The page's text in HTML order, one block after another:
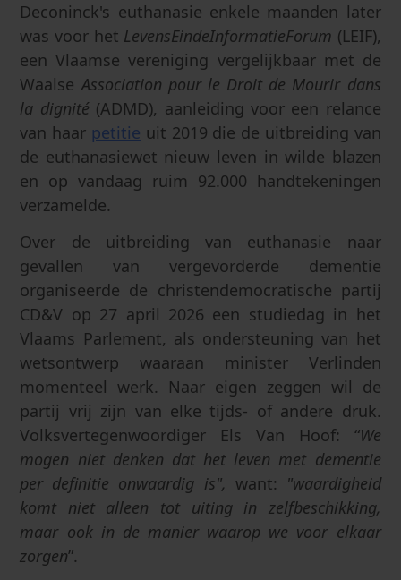
Deconinck's euthanasie enkele maanden later
was voor het LevensEindeInformatieForum (LEIF),
een Vlaamse vereniging vergelijkbaar met de
WaalseAssociation pour le Droit de Mourir dans
la dignité (ADMD), aanleiding voor een relance
van haar petitie uit 2019 die de uitbreiding van
de euthanasiewet nieuw leven in wilde blazen
en op vandaag ruim 92.000 handtekeningen
verzamelde.
Over de uitbreiding van euthanasie naar
gevallen van vergevorderde dementie
organiseerde de christendemocratische partij
CD&V op 27 april 2026 een studiedag in het
Vlaams Parlement, als ondersteuning van het
wetsontwerp waaraan minister Verlinden
momenteel werk. Naar eigen zeggen wil de
partij vrij zijn van elke tijds- of andere druk.
Volksvertegen­woordiger Els Van Hoof: “We
mogen niet denken dat het leven met dementie
per definitie onwaardig is", want: "waardigheid
komt niet alleen tot uiting in zelfbeschikking,
maar ook in de manier waarop we voor elkaar
zorgen”.